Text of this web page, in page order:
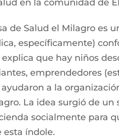
en la comunidad de
de Salud el Milagro es
específicamente)
que hay niños
emprendedores
a la
La idea surgió de
socialmente para
esta índole.